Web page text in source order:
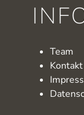
Team
Kontakt